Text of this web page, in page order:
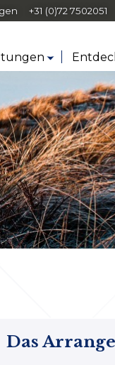
+31 (0)72 7502051
Das